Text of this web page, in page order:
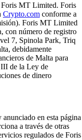
Foris MT Limited. Foris
Crypto.com conforme a
Foris MT Limited
con número de registro
7, Spinola Park, Triq
debidamente
de Malta para
de la Ley de
de dinero
en esta página
a través de otras
regulados de Foris